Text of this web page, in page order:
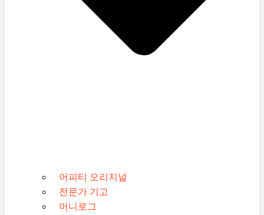
어피티 오리지널
전문가 기고
머니로그